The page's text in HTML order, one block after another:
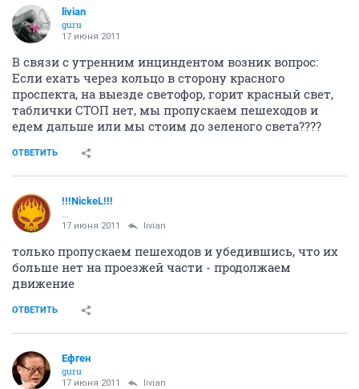
livian
guru
17 июня 2011
В связи с утренним инциндентом возник вопрос:
Если ехать через кольцо в сторону красного
проспекта, на выезде светофор, горит красный свет,
таблички СТОП нет, мы пропускаем пешеходов и
едем дальше или мы стоим до зеленого света????
ОТВЕТИТЬ
!!!NickeL!!!
17 июня 2011 livian
только пропускаем пешеходов и убедившись, что их
больше нет на проезжей части - продолжаем
движение
ОТВЕТИТЬ
Ефген
guru
17 июня 2011 livian